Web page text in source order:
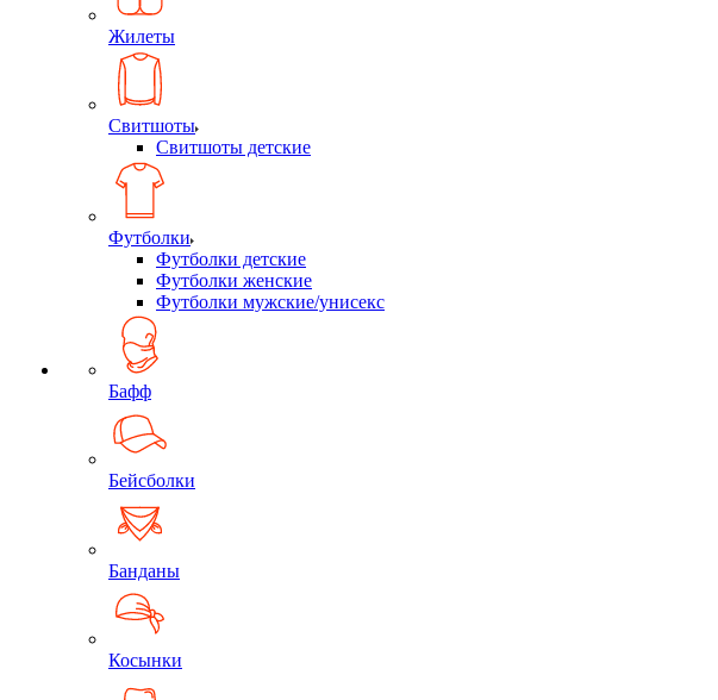
Жилеты
Свитшоты
Свитшоты детские
Футболки
Футболки детские
Футболки женские
Футболки мужские/унисекс
Бафф
Бейсболки
Банданы
Косынки